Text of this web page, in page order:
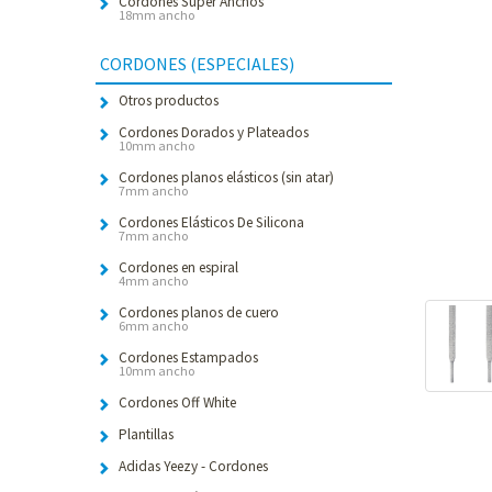
18mm ancho
CORDONES (ESPECIALES)
Otros productos
Cordones Dorados y Plateados
10mm ancho
Cordones planos elásticos (sin atar)
7mm ancho
Cordones Elásticos De Silicona
7mm ancho
Cordones en espiral
4mm ancho
Cordones planos de cuero
6mm ancho
Cordones Estampados
10mm ancho
Cordones Off White
Plantillas
Adidas Yeezy - Cordones